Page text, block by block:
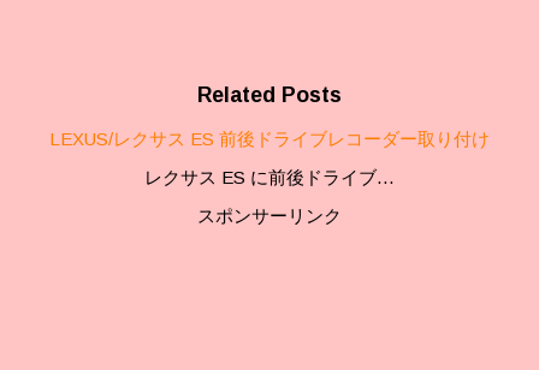
Related Posts
LEXUS/レクサス ES 前後ドライブレコーダー取り付け
レクサス ES に前後ドライブ…
スポンサーリンク